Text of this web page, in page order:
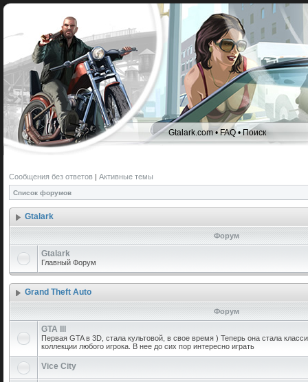
Gtalark.com •FAQ•Поиск
Сообщения без ответов | Активные темы
Список форумов
Gtalark
Форум
Gtalark
Главный Форум
Grand Theft Auto
Форум
GTA III
Первая GTA в 3D, стала культовой, в свое время ) Теперь она стала
коллекции любого игрока. В нее до сих пор интересно играть
Vice City